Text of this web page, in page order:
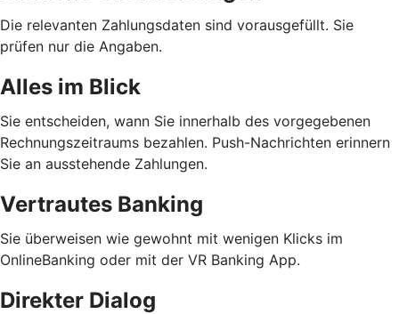
Die relevanten Zahlungsdaten sind vorausgefüllt. Sie
prüfen nur die Angaben.
Alles im Blick
Sie entscheiden, wann Sie innerhalb des vorgegebenen
Rechnungszeitraums bezahlen. Push-Nachrichten erinnern
Sie an ausstehende Zahlungen.
Vertrautes Banking
Sie überweisen wie gewohnt mit wenigen Klicks im
OnlineBanking oder mit der VR Banking App.
Direkter Dialog